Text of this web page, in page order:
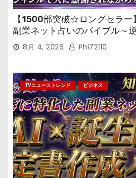
【1500部突破☆ロングセラー
副業ネット占いのバイブル～
ール鑑定マニュアル～
8月 4, 2026 Phi72110
TVニューストレンド ビジネス